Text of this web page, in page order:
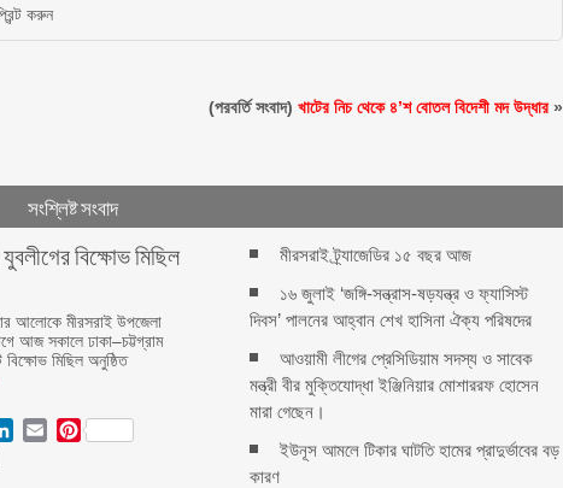
করুন
(পরবর্তি সংবাদ)খাটের নিচ থেকে ৪’শ বোতল বিদেশী মদ উদ্ধার»
সংশ্লিষ্ট সংবাদ
বিক্ষোভ মিছিল
আলোকে মীরসরাই উপজেলা
আজ সকালে ঢাকা–চট্টগ্রাম
মিছিল অনুষ্ঠিত
LinkedIn
EmailPinterest
মীরসরাই ট্র্যাজেডির ১৫ বছর আজ
১৬ জুলাই ‘জঙ্গি-সন্ত্রাস-ষড়যন্ত্র ও ফ্যাসিস্ট
দিবস’ পালনের আহ্বান শেখ হাসিনা ঐক্য পরিষদের
আওয়ামী লীগের প্রেসিডিয়াম সদস্য ও সাবেক
মন্ত্রী বীর মুক্তিযোদ্ধা ইঞ্জিনিয়ার মোশাররফ হোসেন
মারা গেছেন।
ইউনূস আমলে টিকার ঘাটতি হামের প্রাদুর্ভাবের বড়
কারণ